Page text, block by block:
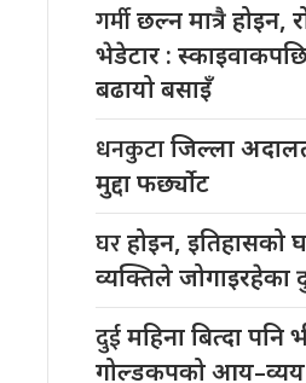
गर्मीछल्न मात्रै होइन,
भेडेटार : स्काइवाकपछि
बढायो बसाइँ
धनकुटाजिल्ला
मुद्दा फर्छ्योट
घरहोइन, इतिहासको
व्यक्तिले जोगाइरहेका
दुईमहिना बित्दा पनि
गोल्डकपको आय–व्यय